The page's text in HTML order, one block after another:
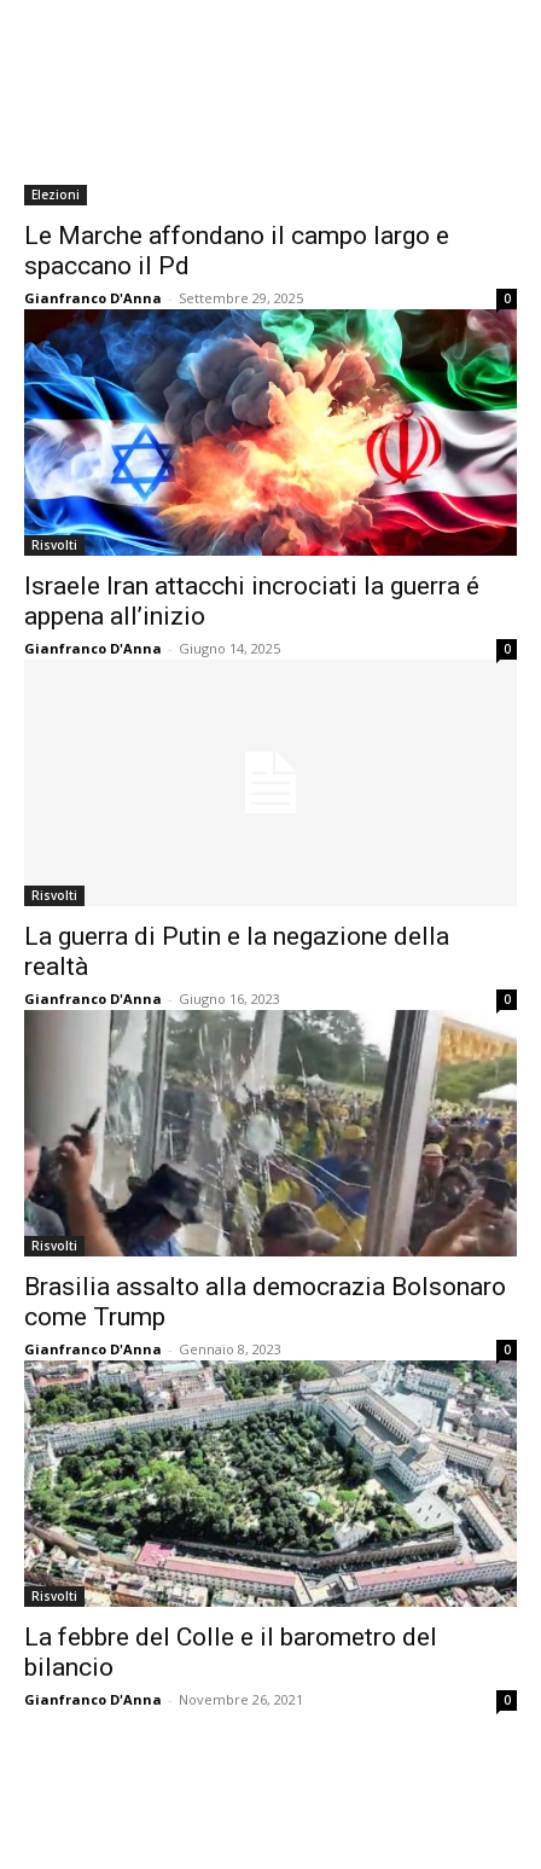
Elezioni
Le Marche affondano il campo largo e
spaccano il Pd
Gianfranco D'Anna - Settembre 29, 2025 0
Risvolti
Israele Iran attacchi incrociati la guerra é
appena all’inizio
Gianfranco D'Anna - Giugno 14, 2025 0
Risvolti
La guerra di Putin e la negazione della
realtà
Gianfranco D'Anna - Giugno 16, 2023 0
Risvolti
Brasilia assalto alla democrazia Bolsonaro
come Trump
Gianfranco D'Anna - Gennaio 8, 2023 0
Risvolti
La febbre del Colle e il barometro del
bilancio
Gianfranco D'Anna - Novembre 26, 2021 0